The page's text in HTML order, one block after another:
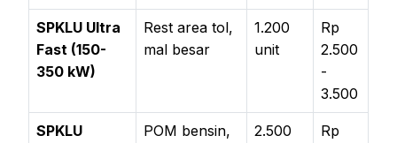
SPKLU Ultra
Fast (150-
350 kW)
Rest area tol,
mal besar
1.200
unit
Rp
2.500
-
3.500
SPKLU
POM bensin,
2.500
Rp